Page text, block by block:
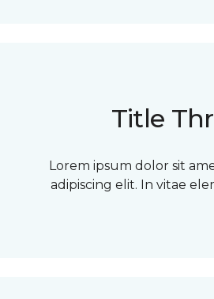
Title
Lorem ipsum dolor sit
adipiscing elit. In vitae